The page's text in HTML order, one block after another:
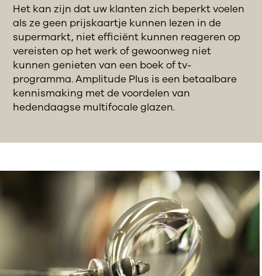
Het kan zijn dat uw klanten zich beperkt voelen
als ze geen prijskaartje kunnen lezen in de
supermarkt, niet efficiënt kunnen reageren op
vereisten op het werk of gewoonweg niet
kunnen genieten van een boek of tv-
programma. Amplitude Plus is een betaalbare
kennismaking met de voordelen van
hedendaagse multifocale glazen.